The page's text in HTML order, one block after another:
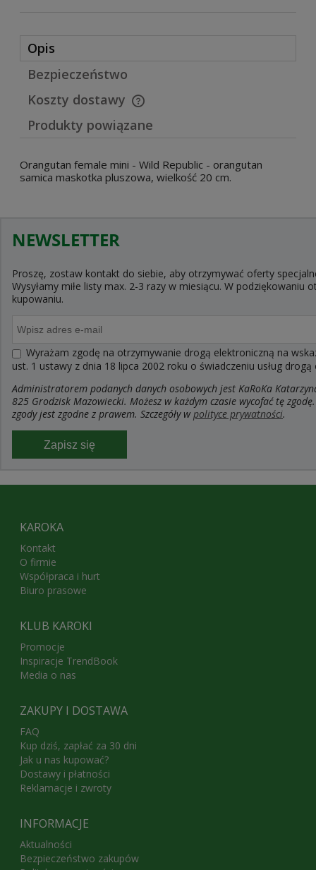
Opis
Bezpieczeństwo
Koszty dostawy
Cena nie zawiera ewentualnych kosztów płatności
Produkty powiązane
Orangutan female mini - Wild Republic - orangutan
samica maskotka pluszowa, wielkość 20 cm.
NEWSLETTER
Proszę, zostaw kontakt do siebie, aby otrzymywać oferty
Wysyłamy miłe listy max. 2-3 razy w miesiącu. W
kupowaniu.
Wyrażam zgodę na otrzymywanie drogą elektroniczną na
ust. 1 ustawy z dnia 18 lipca 2002 roku o świadczeniu usług
Administratorem podanych danych osobowych jest KaRoKa
825 Grodzisk Mazowiecki. Możesz w każdym czasie wycofać tę
zgody jest zgodne z prawem. Szczegóły wpolityce prywatności.
Zapisz się
KAROKA
Kontakt
O firmie
Współpraca i hurt
Biuro prasowe
KLUB KAROKI
Promocje
Inspiracje TrendBook
Media o nas
ZAKUPY I DOSTAWA
FAQ
Kup dziś, zapłać za 30 dni
Jak u nas kupować?
Dostawy i płatności
Reklamacje i zwroty
INFORMACJE
Aktualności
Bezpieczeństwo zakupów